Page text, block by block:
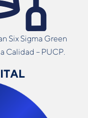
Six Sigma Green
Calidad – PUCP.